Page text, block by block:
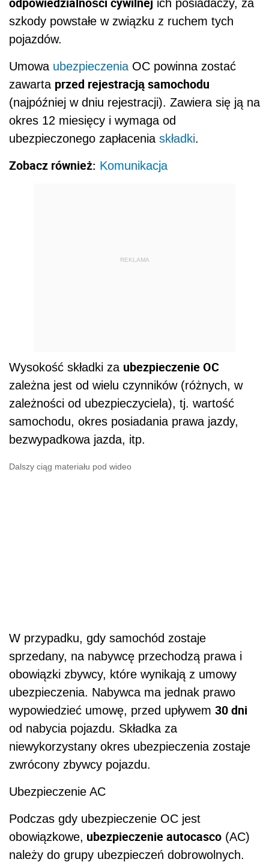
ich posiadaczy, za
szkody powstałe w związku z ruchem tych
pojazdów.
Umowa ubezpieczenia OC powinna zostać
zawarta przed rejestracją samochodu
(najpóźniej w dniu rejestracji). Zawiera się ją na
okres 12 miesięcy i wymaga od
ubezpieczonego zapłacenia składki.
Zobacz również: Komunikacja
REKLAMA
Wysokość składki za ubezpieczenie OC
zależna jest od wielu czynników (różnych, w
zależności od ubezpieczyciela), tj. wartość
samochodu, okres posiadania prawa jazdy,
bezwypadkowa jazda, itp.
Dalszy ciąg materiału pod wideo
W przypadku, gdy samochód zostaje
sprzedany, na nabywcę przechodzą prawa i
obowiązki zbywcy, które wynikają z umowy
ubezpieczenia. Nabywca ma jednak prawo
wypowiedzieć umowę, przed upływem 30 dni
od nabycia pojazdu. Składka za
niewykorzystany okres ubezpieczenia zostaje
zwrócony zbywcy pojazdu.
Ubezpieczenie AC
Podczas gdy ubezpieczenie OC jest
obowiązkowe, ubezpieczenie autocasco (AC)
należy do grupy ubezpieczeń dobrowolnych.